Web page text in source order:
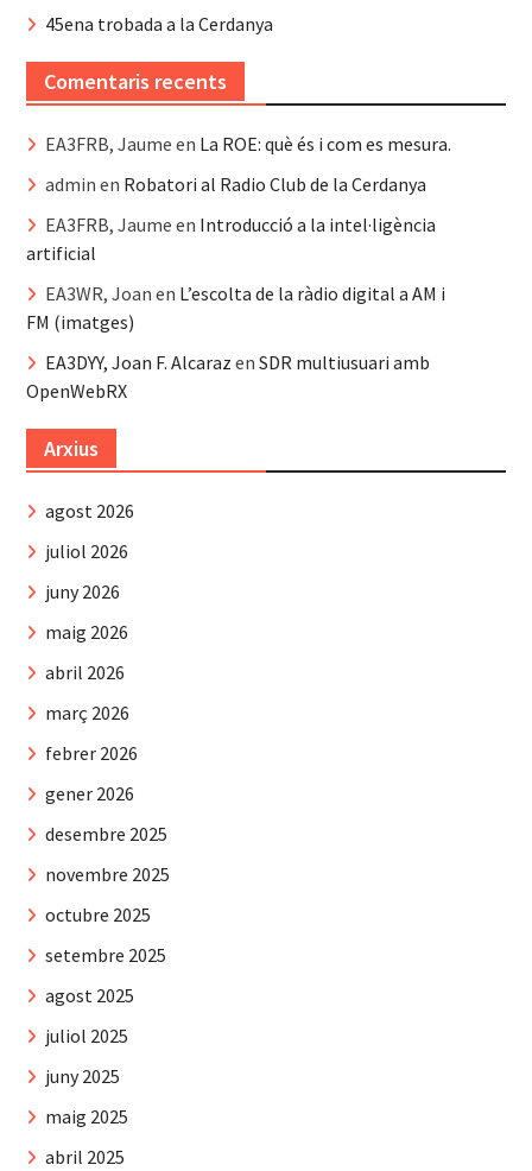
45ena trobada a la Cerdanya
Comentaris recents
EA3FRB, Jaume en La ROE: què és i com es mesura.
admin en Robatori al Radio Club de la Cerdanya
EA3FRB, Jaume en Introducció a la intel·ligència
artificial
EA3WR, Joan en L’escolta de la ràdio digital a AM i
FM (imatges)
EA3DYY, Joan F. Alcaraz en SDR multiusuari amb
OpenWebRX
Arxius
agost 2026
juliol 2026
juny 2026
maig 2026
abril 2026
març 2026
febrer 2026
gener 2026
desembre 2025
novembre 2025
octubre 2025
setembre 2025
agost 2025
juliol 2025
juny 2025
maig 2025
abril 2025